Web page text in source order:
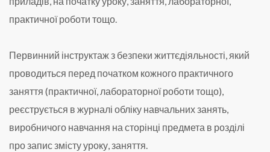
практичної роботи тощо.
Первинний інструктаж з безпеки життєдіяльності, який
проводиться перед початком кожного практичного
заняття (практичної, лабораторної роботи тощо),
реєструється в журналі обліку навчальних занять,
виробничого навчання на сторінці предмета в розділі
про запис змісту уроку, заняття.